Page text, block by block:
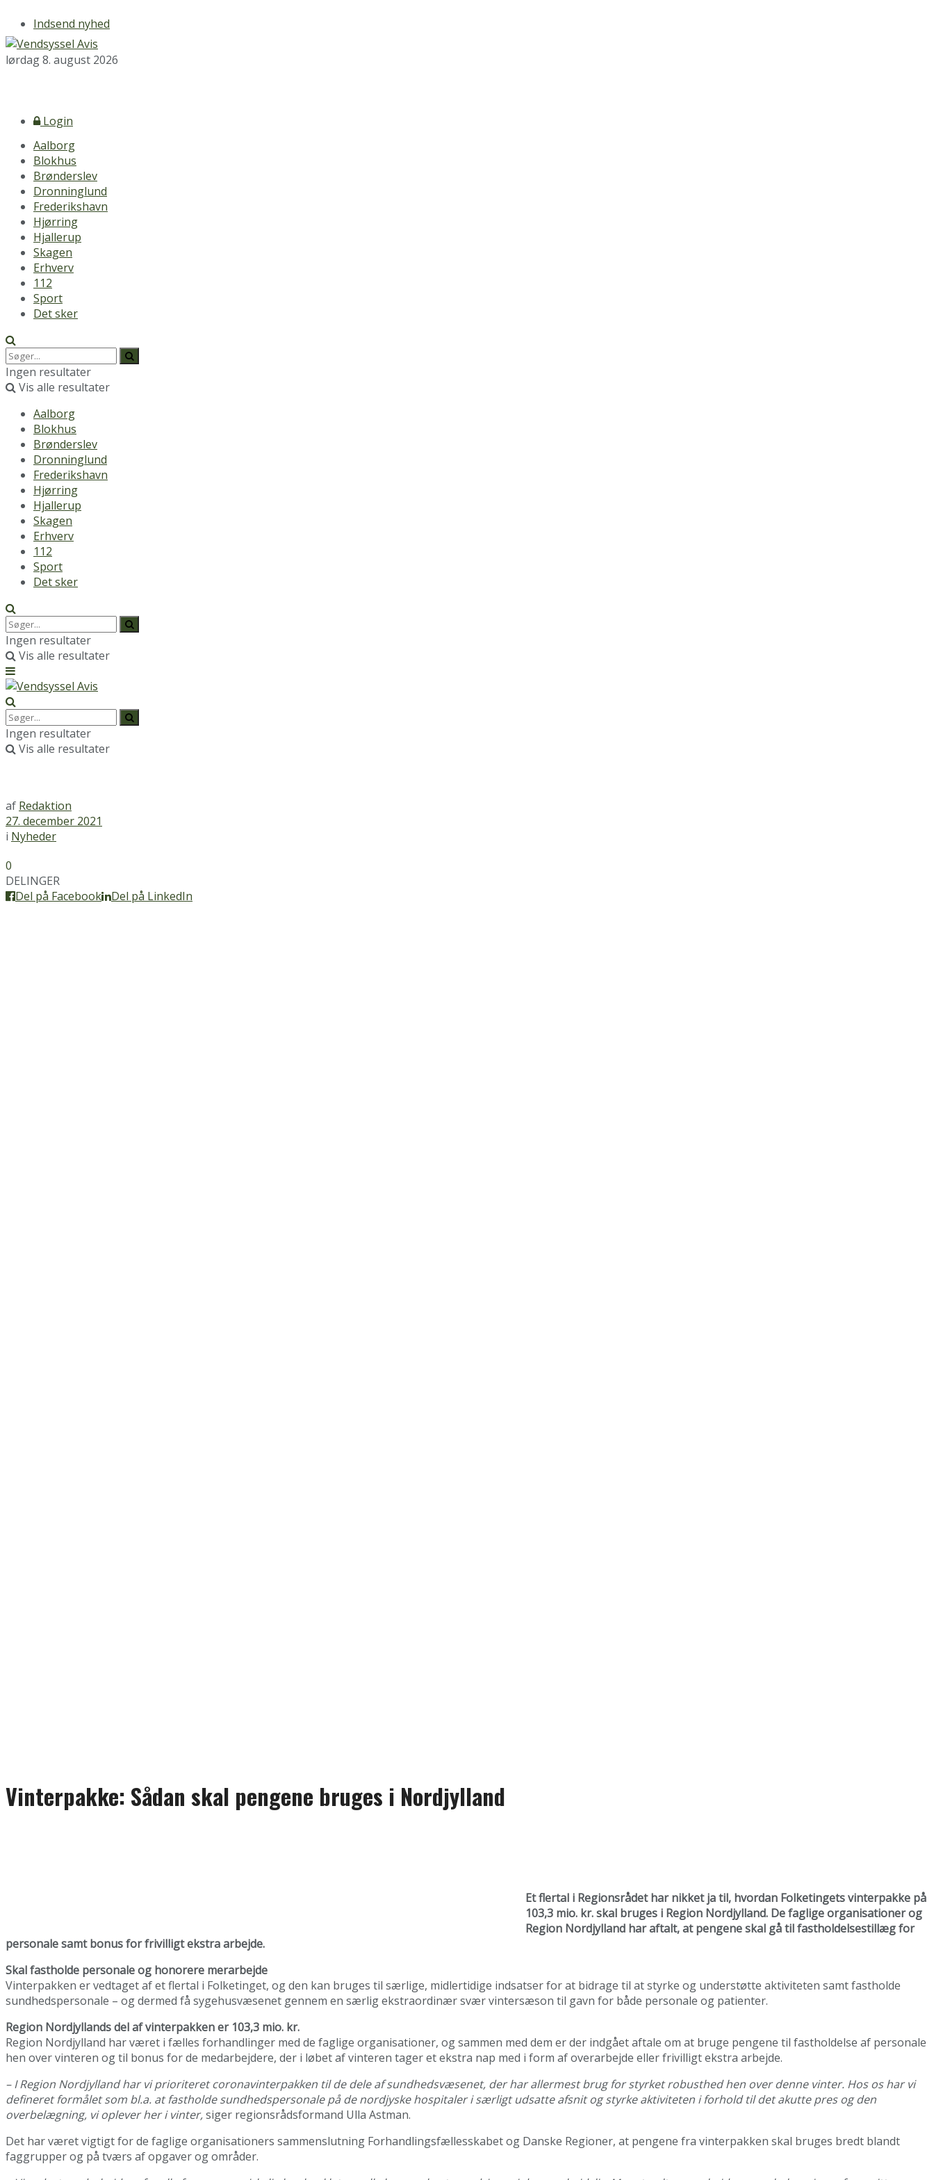
Indsend nyhed
lørdag 8. august 2026
Login
Aalborg
Blokhus
Brønderslev
Dronninglund
Frederikshavn
Hjørring
Hjallerup
Skagen
Erhverv
112
Sport
Det sker
Ingen resultater
Vis alle resultater
Aalborg
Blokhus
Brønderslev
Dronninglund
Frederikshavn
Hjørring
Hjallerup
Skagen
Erhverv
112
Sport
Det sker
Ingen resultater
Vis alle resultater
Ingen resultater
Vis alle resultater
af Redaktion
27. december 2021
i Nyheder
0
DELINGER
Del på Facebook
Del på LinkedIn
Vinterpakke: Sådan skal pengene bruges i Nordjylland
Et flertal i Regionsrådet har nikket ja til, hvordan Folketingets vinterpakke på
103,3 mio. kr. skal bruges i Region Nordjylland. De faglige organisationer og
Region Nordjylland har aftalt, at pengene skal gå til fastholdelsestillæg for
personale samt bonus for frivilligt ekstra arbejde.
Skal fastholde personale og honorere merarbejde
Vinterpakken er vedtaget af et flertal i Folketinget, og den kan bruges til særlige, midlertidige indsatser for at bidrage til at styrke og understøtte aktiviteten samt fastholde
sundhedspersonale – og dermed få sygehusvæsenet gennem en særlig ekstraordinær svær vintersæson til gavn for både personale og patienter.
Region Nordjyllands del af vinterpakken er 103,3 mio. kr.
Region Nordjylland har været i fælles forhandlinger med de faglige organisationer, og sammen med dem er der indgået aftale om at bruge pengene til fastholdelse af personale
hen over vinteren og til bonus for de medarbejdere, der i løbet af vinteren tager et ekstra nap med i form af overarbejde eller frivilligt ekstra arbejde.
– I Region Nordjylland har vi prioriteret coronavinterpakken til de dele af sundhedsvæsenet, der har allermest brug for styrket robusthed hen over denne vinter. Hos os har vi
defineret formålet som bl.a. at fastholde sundhedspersonale på de nordjyske hospitaler i særligt udsatte afsnit og styrke aktiviteten i forhold til det akutte pres og den
overbelægning, vi oplever her i vinter,siger regionsrådsformand Ulla Astman.
Det har været vigtigt for de faglige organisationers sammenslutning Forhandlingsfællesskabet og Danske Regioner, at pengene fra vinterpakken skal bruges bredt blandt
faggrupper og på tværs af opgaver og områder.